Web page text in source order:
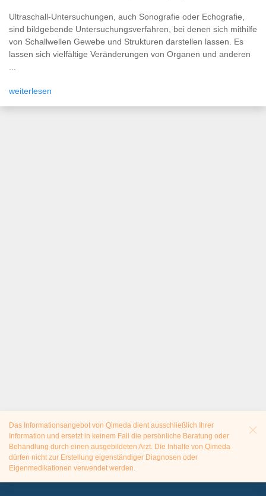
Ultraschall-Untersuchungen, auch Sonografie oder Echografie,
sind bildgebende Untersuchungsverfahren, bei denen sich mithilfe
von Schallwellen Gewebe und Strukturen darstellen lassen. Es
lassen sich vielfältige Veränderungen von Organen und anderen
...
weiterlesen
Das Informationsangebot von Qimeda dient ausschließlich Ihrer
Information und ersetzt in keinem Fall die persönliche Beratung oder
Behandlung durch einen ausgebildeten Arzt. Die Inhalte von Qimeda
dürfen nicht zur Erstellung eigenständiger Diagnosen oder
Eigenmedikationen verwendet werden.